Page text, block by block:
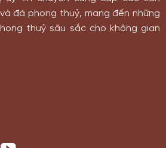
đá phong thuỷ, mang đến những
thuỷ sâu sắc cho không gian